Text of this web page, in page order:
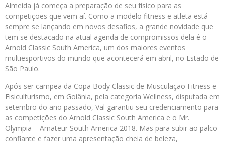
Almeida já começa a preparação de seu físico para as
competições que vem aí. Como a modelo fitness e atleta está
sempre se lançando em novos desafios, a grande novidade que
tem se destacado na atual agenda de compromissos dela é o
Arnold Classic South America, um dos maiores eventos
multiesportivos do mundo que acontecerá em abril, no Estado de
São Paulo.
Após ser campeã da Copa Body Classic de Musculação Fitness e
Fisiculturismo, em Goiânia, pela categoria Wellness, disputada em
setembro do ano passado, Val garantiu seu credenciamento para
as competições do Arnold Classic South America e o Mr.
Olympia – Amateur South America 2018. Mas para subir ao palco
confiante e fazer uma apresentação cheia de beleza,